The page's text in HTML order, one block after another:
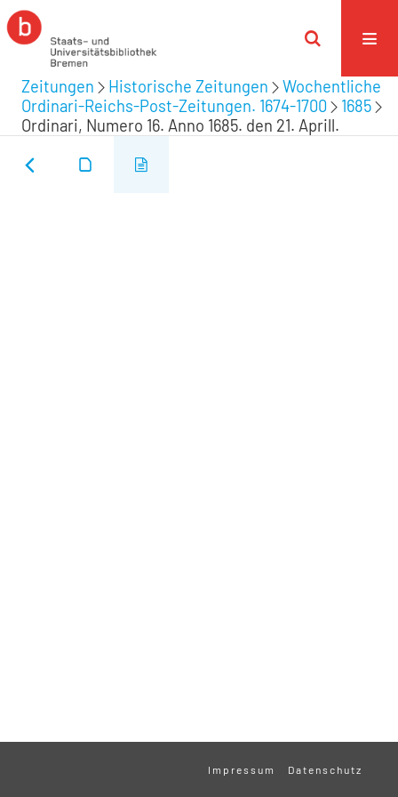
Zeitungen Historische Zeitungen
Wochentliche
Ordinari-Reichs-Post-Zeitungen. 1674-1700
1685
Ordinari, Numero 16. Anno 1685. den 21. Aprill.
Impressum Datenschutz